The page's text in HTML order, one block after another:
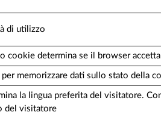
di utilizzo
cookie determina se il browser
per memorizzare dati sullo stato della
la lingua preferita del visitatore.
del visitatore